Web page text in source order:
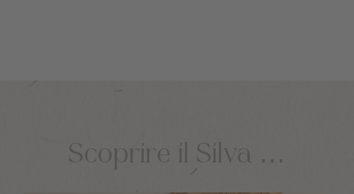
Scoprire il Silva …